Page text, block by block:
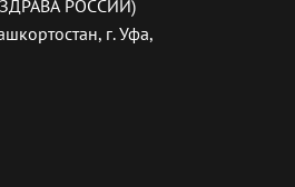
РОССИИ)
г. Уфа,